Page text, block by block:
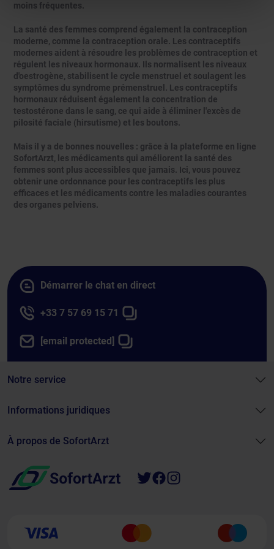
moins fréquentes.
La santé des femmes comprend également la contraception
moderne, comme la contraception orale. Les contraceptifs
modernes aident à résoudre les problèmes de contraception et
régulent les niveaux hormonaux. Ils normalisent les niveaux
d'oestrogène, stabilisent le cycle menstruel et soulagent les
symptômes du syndrome prémenstruel. Les contraceptifs
hormonaux réduisent également la concentration de
testostérone dans le sang, ce qui aide à éliminer l'excès de
pilosité faciale (hirsutisme) et les boutons.
Mais il y a de bonnes nouvelles : grâce à la plateforme en ligne
SofortArzt, les médicaments qui améliorent la santé des
femmes sont plus accessibles que jamais. Ici, vous pouvez
obtenir une ordonnance pour les contraceptifs les plus
efficaces et les médicaments contre les maladies courantes
des organes pelviens.
Démarrer le chat en direct
+33 7 57 69 15 71
[email protected]
Notre service
Informations juridiques
À propos de SofortArzt